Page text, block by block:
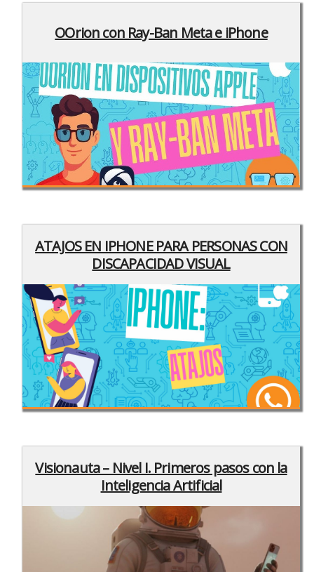
OOrion con Ray-Ban Meta e iPhone
ATAJOS EN IPHONE PARA PERSONAS CON
DISCAPACIDAD VISUAL
Visionauta – Nivel I. Primeros pasos con la
Inteligencia Artificial